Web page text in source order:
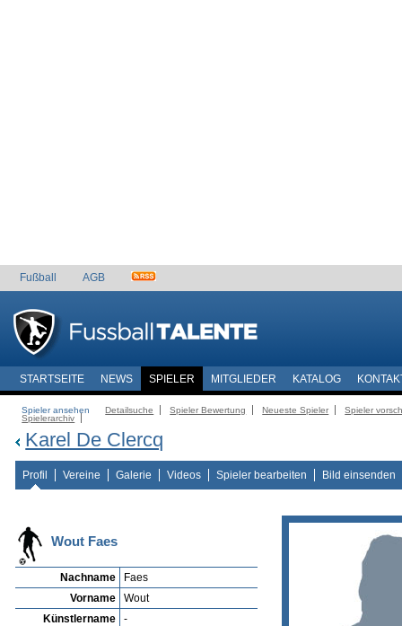
Fußball AGB
STARTSEITE NEWS SPIELER MITGLIEDER KATALOG
Spieler ansehen Detailsuche Spieler Bewertung Neueste Spieler
Spieler
Spielerarchiv
Karel De Clercq
Profil Vereine Galerie Videos Spieler bearbeiten Bild einsenden
Wout Faes
Nachname
Faes
Vorname
Wout
Künstlername
-